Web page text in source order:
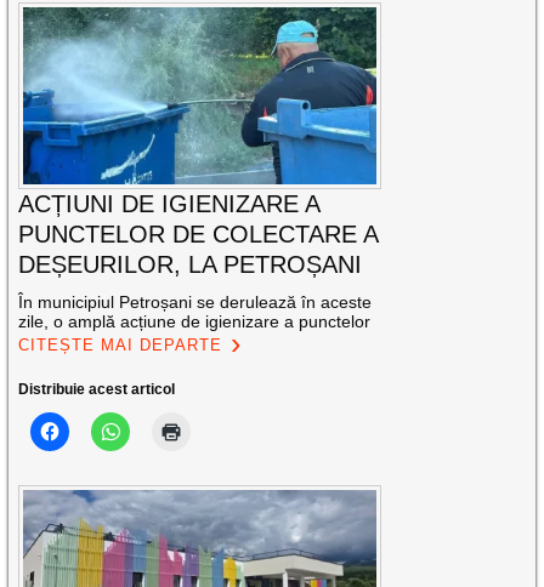
ACȚIUNI DE IGIENIZARE A
PUNCTELOR DE COLECTARE A
DEȘEURILOR, LA PETROȘANI
În municipiul Petroșani se derulează în aceste
zile, o amplă acțiune de igienizare a punctelor
CITEȘTE MAI DEPARTE
Distribuie acest articol